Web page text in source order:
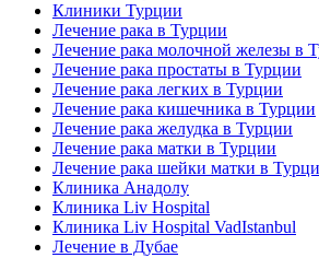
Клиники Турции
Лечение рака в Турции
Лечение рака молочной железы в
Лечение рака простаты в Турции
Лечение рака легких в Турции
Лечение рака кишечника в Турции
Лечение рака желудка в Турции
Лечение рака матки в Турции
Лечение рака шейки матки в
Клиника Анадолу
Клиника Liv Hospital
Клиника Liv Hospital VadIstanbul
Лечение в Дубае